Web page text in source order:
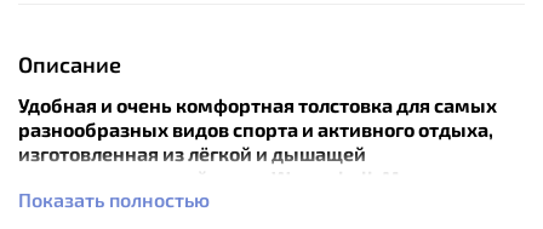
Описание
Удобная и очень комфортная толстовка для самых
разнообразных видов спорта и активного отдыха,
изготовленная из лёгкой и дышащей
структурированной ткани Warmshell. Материал
хорошо удерживает тепло, эластичен, прочен,
Показать полностью